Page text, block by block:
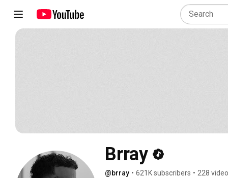
Brray
@brray • 621K subscribers • 228